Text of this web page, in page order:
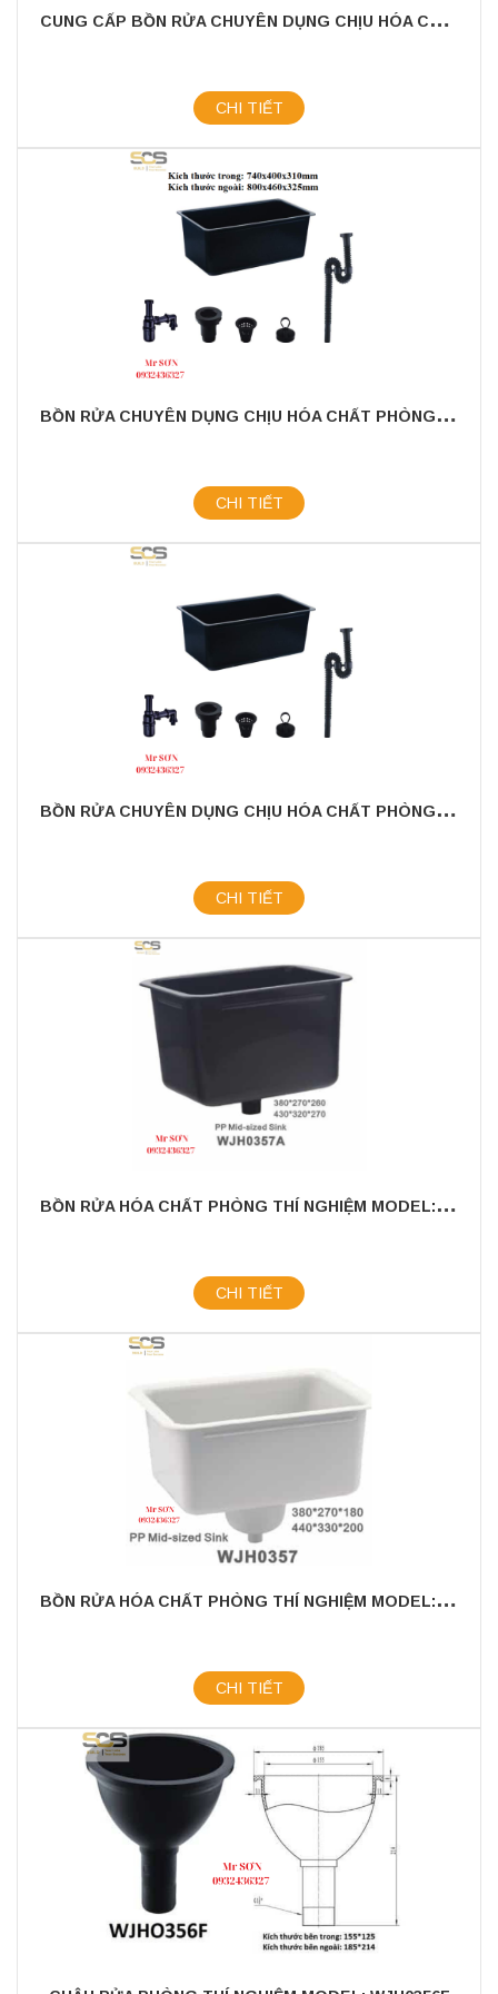
C
UNG CẤP BỒN RỬA CHUYÊN DỤNG CHỊU HÓA CHẤT PHÒNG THÍ NGHIỆM KÍCH THƯỚC 440MM
CHI TIẾT
B
ỒN RỬA CHUYÊN DỤNG CHỊU HÓA CHẤT PHÒNG THÍ NGHIỆM KÍCH THƯỚC 800MM
CHI TIẾT
B
ỒN RỬA CHUYÊN DỤNG CHỊU HÓA CHẤT PHÒNG THÍ NGHIỆM
CHI TIẾT
B
ỒN RỬA HÓA CHẤT PHÒNG THÍ NGHIỆM MODEL: WJH0357A
CHI TIẾT
B
ỒN RỬA HÓA CHẤT PHÒNG THÍ NGHIỆM MODEL: WJH0357
CHI TIẾT